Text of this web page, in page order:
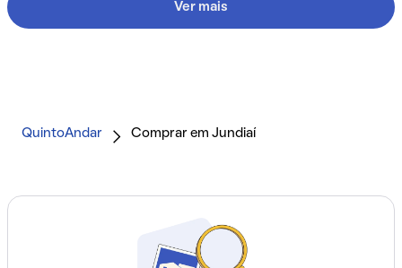
Ver mais
QuintoAndar Comprar em Jundiaí